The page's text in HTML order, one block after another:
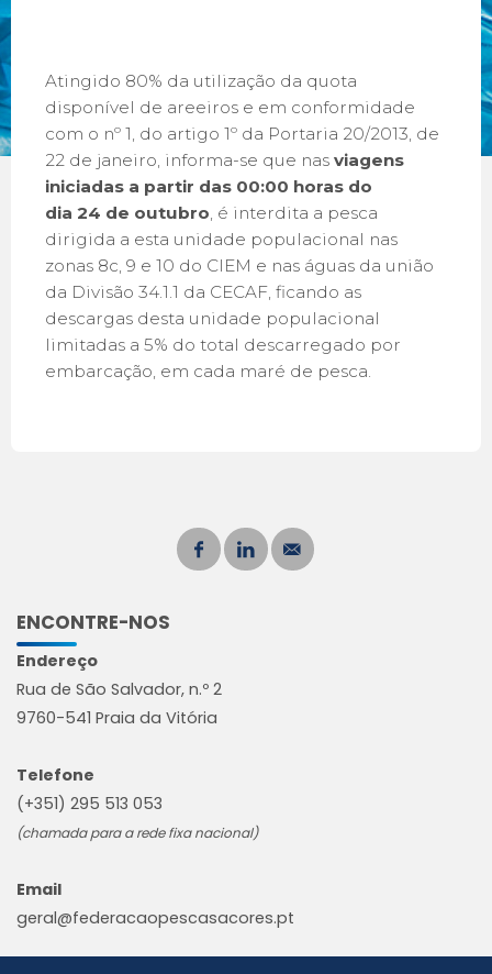
Atingido 80% da utilização da quota
disponível de areeiros e em conformidade
com o nº 1, do artigo 1º da Portaria 20/2013, de
22 de janeiro, informa-se que nas viagens
iniciadas a partir das 00:00 horas do
dia 24 de outubro , é interdita a pesca
dirigida a esta unidade populacional nas
zonas 8c, 9 e 10 do CIEM e nas águas da união
da Divisão 34.1.1 da CECAF, ficando as
descargas desta unidade populacional
limitadas a 5% do total descarregado por
embarcação, em cada maré de pesca.
ENCONTRE-NOS
Endereço
Rua de São Salvador, n.º 2
9760-541 Praia da Vitória
Telefone
(+351) 295 513 053
(chamada para a rede fixa nacional)
Email
geral@federacaopescasacores.pt